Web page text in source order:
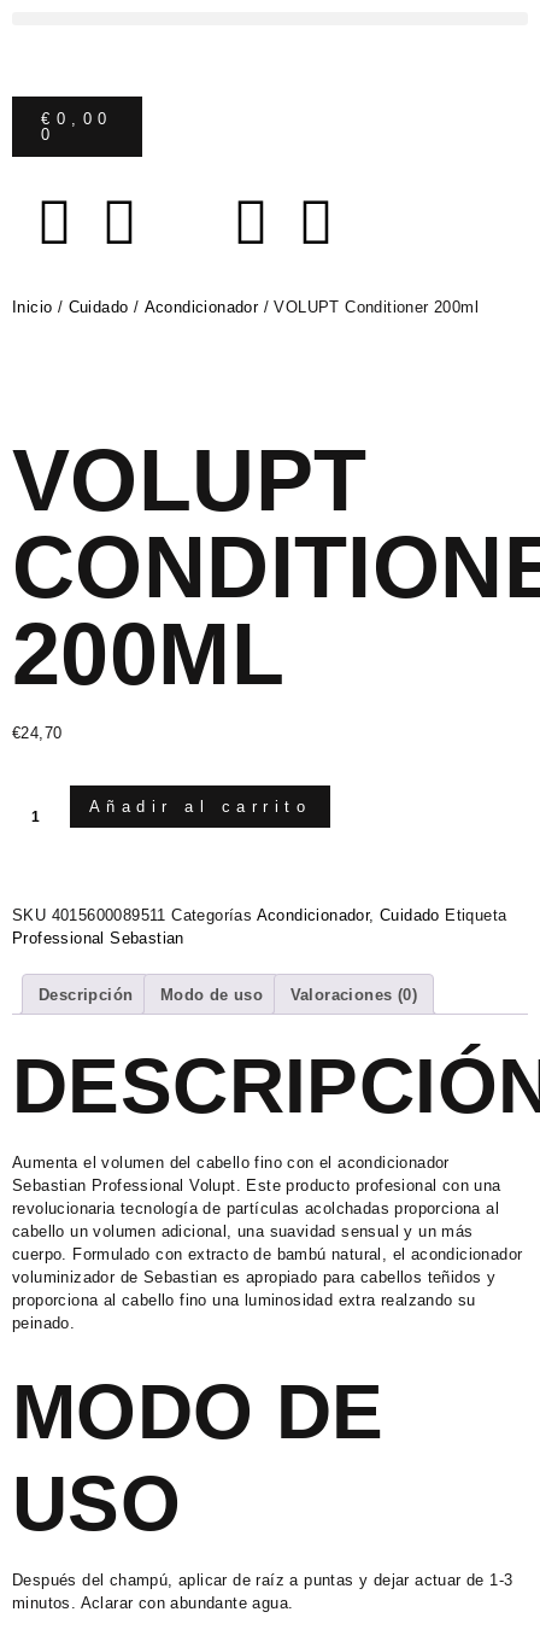
€ 0,00
0
Inicio / Cuidado / Acondicionador/ VOLUPT Conditioner 200ml
VOLUPT
200ML
€24,70
Añadir al carrito
SKU 4015600089511Categorías Acondicionador,Cuidado Etiqueta
Professional Sebastian
Descripción Modo de uso Valoraciones (0)
Aumenta el volumen del cabello fino con el acondicionador
Sebastian Professional Volupt. Este producto profesional con una
revolucionaria tecnología de partículas acolchadas proporciona al
cabello un volumen adicional, una suavidad sensual y un más
cuerpo. Formulado con extracto de bambú natural, el acondicionador
voluminizador de Sebastian es apropiado para cabellos teñidos y
proporciona al cabello fino una luminosidad extra realzando su
peinado.
MODO DE
USO
Después del champú, aplicar de raíz a puntas y dejar actuar de 1-3
minutos. Aclarar con abundante agua.